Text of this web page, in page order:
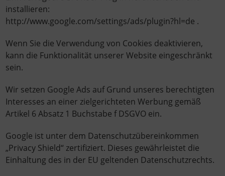
installieren:
http://www.google.com/settings/ads/plugin?hl=de .
Wenn Sie die Verwendung von Cookies deaktivieren,
kann die Funktionalität unserer Website eingeschränkt
sein.
Wir setzen Google Ads auf Grund unseres berechtigten
Interesses an einer zielgerichteten Werbung gemäß
Artikel 6 Absatz 1 Buchstabe f DSGVO ein.
Google ist unter dem Datenschutzübereinkommen
„Privacy Shield“ zertifiziert. Dieses gewährleistet die
Einhaltung des in der EU geltenden Datenschutzrechts.